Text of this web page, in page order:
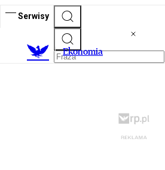
Serwisy
Ekonomia